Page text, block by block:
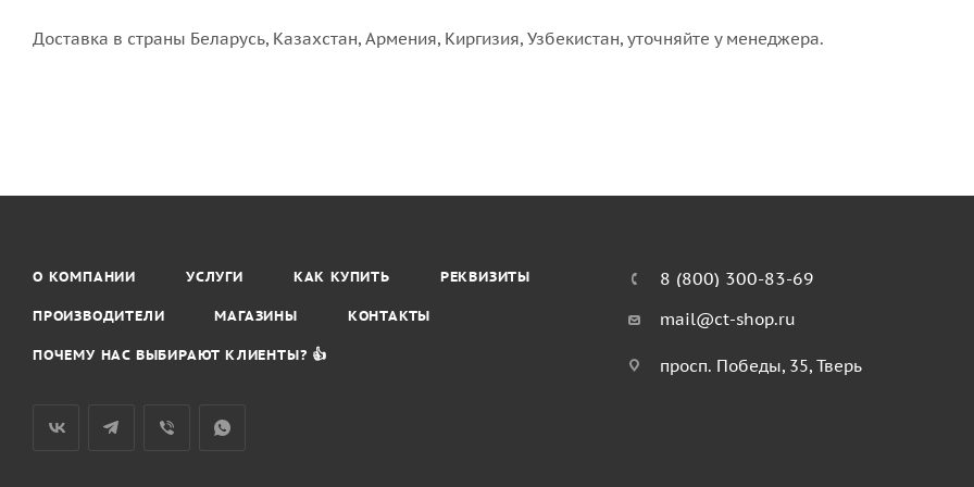
Доставка в страны Беларусь, Казахстан, Армения, Киргизия, Узбекистан, уточняйте у менеджера.
О КОМПАНИИ УСЛУГИ КАК КУПИТЬ РЕКВИЗИТЫ
ПРОИЗВОДИТЕЛИ МАГАЗИНЫ КОНТАКТЫ
ПОЧЕМУ НАС ВЫБИРАЮТ КЛИЕНТЫ? 👍
8 (800) 300-83-69
mail@ct-shop.ru
просп. Победы, 35, Тверь